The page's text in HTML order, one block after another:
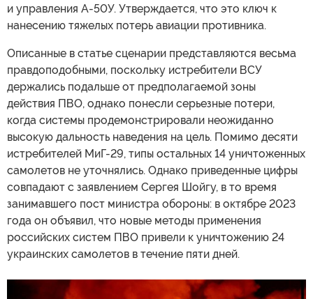
и управления A-50У. Утверждается, что это ключ к
нанесению тяжелых потерь авиации противника.
Описанные в статье сценарии представляются весьма
правдоподобными, поскольку истребители ВСУ
держались подальше от предполагаемой зоны
действия ПВО, однако понесли серьезные потери,
когда системы продемонстрировали неожиданно
высокую дальность наведения на цель. Помимо десяти
истребителей МиГ-29, типы остальных 14 уничтоженных
самолетов не уточнялись. Однако приведенные цифры
совпадают с заявлением Сергея Шойгу, в то время
занимавшего пост министра обороны: в октябре 2023
года он объявил, что новые методы применения
российских систем ПВО привели к уничтожению 24
украинских самолетов в течение пяти дней.